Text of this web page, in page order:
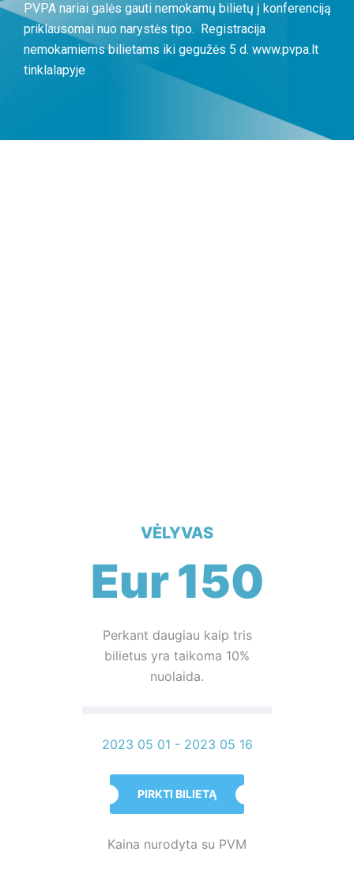
PVPA nariai galės gauti nemokamų bilietų į konferenciją
priklausomai nuo narystės tipo. Registracija
nemokamiems bilietams iki gegužės 5 d. www.pvpa.lt
tinklalapyje
VĖLYVAS
Eur150
Perkant daugiau kaip tris
bilietus yra taikoma 10%
nuolaida.
2023 05 01 - 2023 05 16
PIRKTI BILIETĄ
Kaina nurodyta su PVM